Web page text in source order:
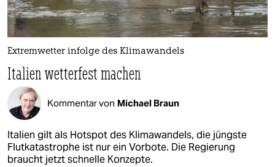
Extremwetter infolge des Klimawandels
Italien wetterfest machen
Kommentar von Michael Braun
Italien gilt als Hotspot des Klimawandels, die jüngste
Flutkatastrophe ist nur ein Vorbote. Die Regierung
braucht jetzt schnelle Konzepte.